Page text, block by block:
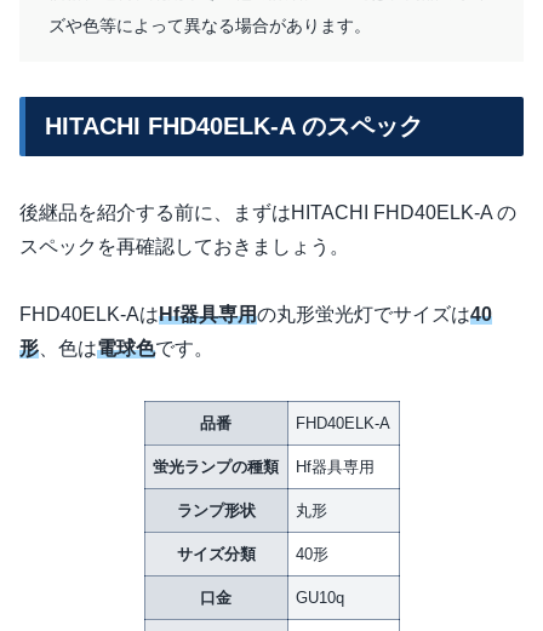
ズや色等によって異なる場合があります。
HITACHI FHD40ELK-A のスペック
後継品を紹介する前に、まずはHITACHI FHD40ELK-A の
スペックを再確認しておきましょう。
FHD40ELK-AはHf器具専用の丸形蛍光灯でサイズは40
形 、色は電球色です。
品番 FHD40ELK-A
蛍光ランプの種類 Hf器具専用
ランプ形状 丸形
サイズ分類 40形
口金 GU10q